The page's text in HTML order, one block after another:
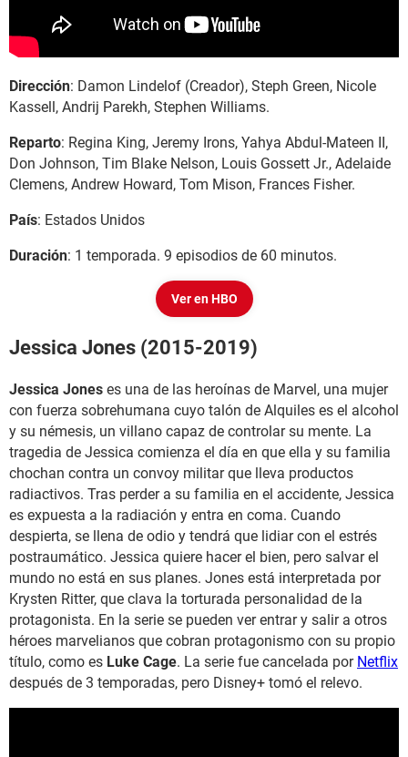
Dirección: Damon Lindelof (Creador), Steph Green, Nicole
Kassell, Andrij Parekh, Stephen Williams.
Reparto: Regina King, Jeremy Irons, Yahya Abdul-Mateen II,
Don Johnson, Tim Blake Nelson, Louis Gossett Jr., Adelaide
Clemens, Andrew Howard, Tom Mison, Frances Fisher.
País: Estados Unidos
Duración: 1 temporada. 9 episodios de 60 minutos.
Ver en HBO
Jessica Jones (2015-2019)
Jessica Jones es una de las heroínas de Marvel, una mujer
con fuerza sobrehumana cuyo talón de Alquiles es el alcohol
y su némesis, un villano capaz de controlar su mente. La
tragedia de Jessica comienza el día en que ella y su familia
chochan contra un convoy militar que lleva productos
radiactivos. Tras perder a su familia en el accidente, Jessica
es expuesta a la radiación y entra en coma. Cuando
despierta, se llena de odio y tendrá que lidiar con el estrés
postraumático. Jessica quiere hacer el bien, pero salvar el
mundo no está en sus planes. Jones está interpretada por
Krysten Ritter, que clava la torturada personalidad de la
protagonista. En la serie se pueden ver entrar y salir a otros
héroes marvelianos que cobran protagonismo con su propio
título, como es Luke Cage. La serie fue cancelada por Netflix
después de 3 temporadas, pero Disney+ tomó el relevo.